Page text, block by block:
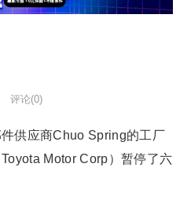
评论(0)
供应商Chuo Spring的工厂
Motor Corp）暂停了六